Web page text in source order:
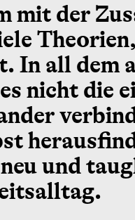
mit der
In all dem
nicht die
und